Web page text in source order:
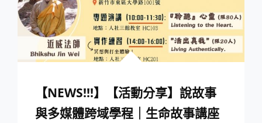
【NEWS!!!】【活動分享】說故事
與多媒體跨域學程｜生命故事講座